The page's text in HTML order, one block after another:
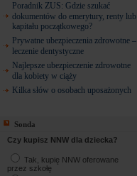
Poradnik ZUS: Gdzie szukać
dokumentów do emerytury, renty lub
kapitału początkowego?
Prywatne ubezpieczenia zdrowotne –
leczenie dentystyczne
Najlepsze ubezpieczenie zdrowotne
dla kobiety w ciąży
Kilka słów o osobach uposażonych
Sonda
Czy kupisz NNW dla dziecka?
Tak, kupię NNW oferowane
przez szkołę